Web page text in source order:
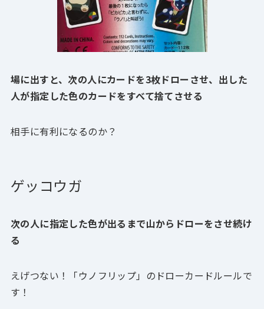
場に出すと、次の人にカードを3枚ドローさせ、出した
人が指定した色のカードをすべて捨てさせる
相手に有利になるのか？
ゲッコウガ
次の人に指定した色が出るまで山からドローをさせ続け
る
えげつない！「ウノフリップ」のドローカードルールで
す！